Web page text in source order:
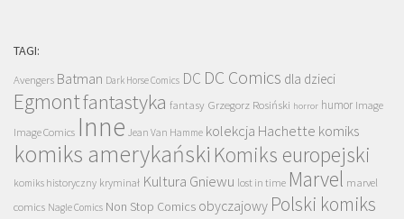
TAGI:
Avengers Batman Dark Horse Comics DC DC Comics dla dzieci
Egmontfantastyka fantasy Grzegorz Rosiński horror humor Image
Image Comics Inne Jean Van Hamme kolekcja Hachette komiks
komiks amerykański Komiks europejski
komiks historyczny kryminał Kultura Gniewu lost in time Marvel marvel
comics Nagle Comics Non Stop Comics obyczajowy Polski komiks